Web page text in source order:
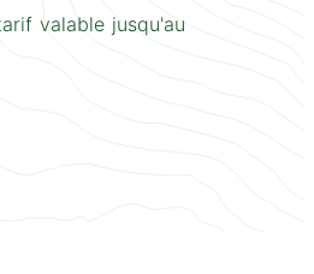
valable jusqu'au